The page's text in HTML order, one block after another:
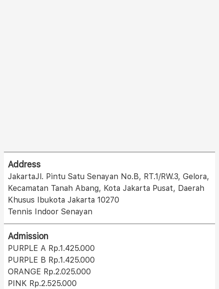
Address
JakartaJl. Pintu Satu Senayan No.B, RT.1/RW.3, Gelora,
Kecamatan Tanah Abang, Kota Jakarta Pusat, Daerah
Khusus Ibukota Jakarta 10270
Tennis Indoor Senayan
Admission
PURPLE A Rp.1.425.000
PURPLE B Rp.1.425.000
ORANGE Rp.2.025.000
PINK Rp.2.525.000